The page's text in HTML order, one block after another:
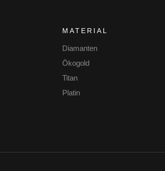
MATERIAL
Diamanten
Ökogold
Titan
Platin